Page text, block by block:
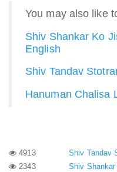
You may also like
Shiv Shankar Ko
English
Shiv Tandav
Hanuman Chalisa
4913
Shiv Tandav
2343
Shiv